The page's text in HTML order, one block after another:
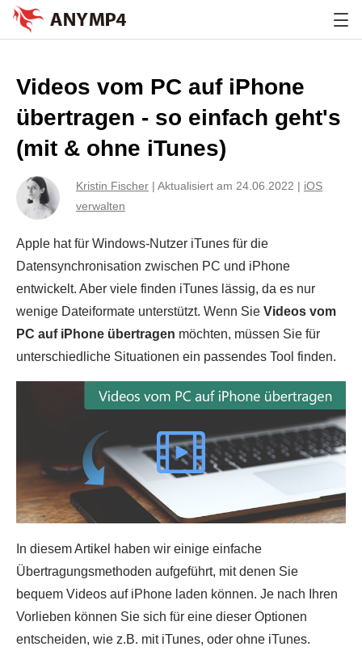
Videos vom PC auf iPhone
übertragen - so einfach geht's
(mit & ohne iTunes)
Kristin Fischer | Aktualisiert am 24.06.2022 | iOS
verwalten
Apple hat für Windows-Nutzer iTunes für die
Datensynchronisation zwischen PC und iPhone
entwickelt. Aber viele finden iTunes lässig, da es nur
wenige Dateiformate unterstützt. Wenn Sie Videos vom
PC auf iPhone übertragen möchten, müssen Sie für
unterschiedliche Situationen ein passendes Tool finden.
In diesem Artikel haben wir einige einfache
Übertragungsmethoden aufgeführt, mit denen Sie
bequem Videos auf iPhone laden können. Je nach Ihren
Vorlieben können Sie sich für eine dieser Optionen
entscheiden, wie z.B. mit iTunes, oder ohne iTunes.